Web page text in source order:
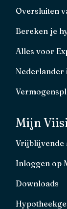
Oversluiten
Bereken je
Alles voor
Nederlander
Mijn Viisi
Vrijblijvende
Inloggen op
Downloads